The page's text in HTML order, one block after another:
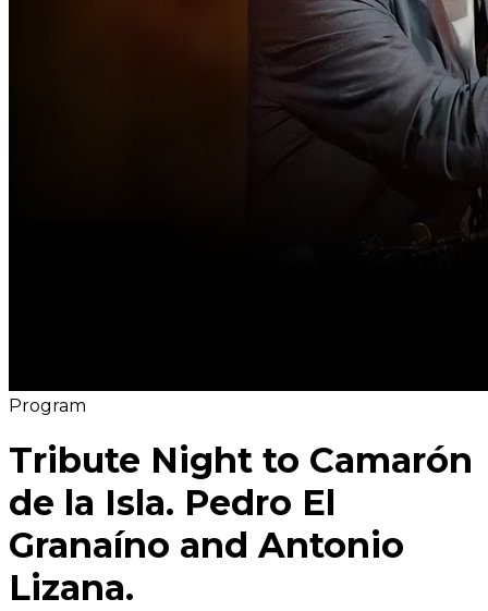
Program
Tribute Night to Camarón
de la Isla. Pedro El
Granaíno and Antonio
Lizana.